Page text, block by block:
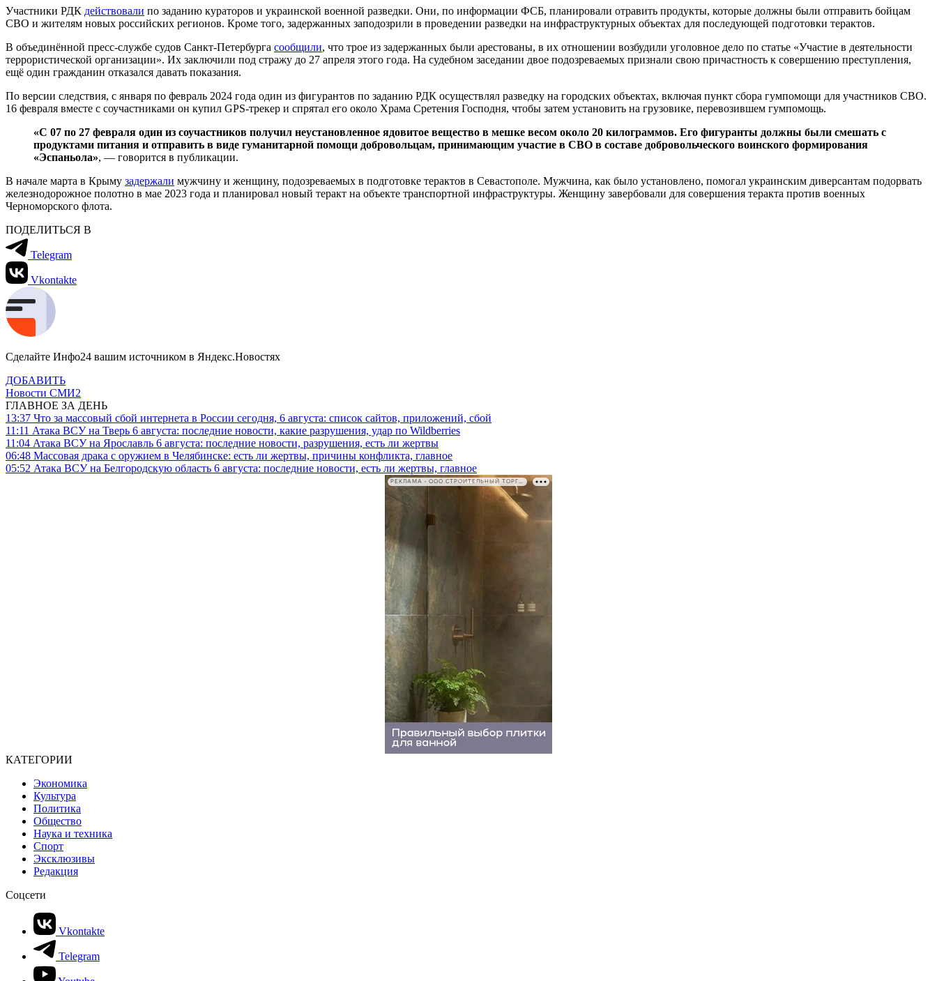
Участники РДК действовали по заданию кураторов и украинской военной разведки. Они, по информации ФСБ, планировали отравить продукты, которые должны были отправить бойцам
СВО и жителям новых российских регионов. Кроме того, задержанных заподозрили в проведении разведки на инфраструктурных объектах для последующей подготовки терактов.
В объединённой пресс-службе судов Санкт-Петербурга сообщили, что трое из задержанных были арестованы, в их отношении возбудили уголовное дело по статье «Участие в деятельности
террористической организации». Их заключили под стражу до 27 апреля этого года. На судебном заседании двое подозреваемых признали свою причастность к совершению преступления,
ещё один гражданин отказался давать показания.
По версии следствия, с января по февраль 2024 года один из фигурантов по заданию РДК осуществлял разведку на городских объектах, включая пункт сбора гумпомощи для участников СВО.
16 февраля вместе с соучастниками он купил GPS-трекер и спрятал его около Храма Сретения Господня, чтобы затем установить на грузовике, перевозившем гумпомощь.
«С 07 по 27 февраля один из соучастников получил неустановленное ядовитое вещество в мешке весом около 20 килограммов. Его фигуранты должны были смешать с
продуктами питания и отправить в виде гуманитарной помощи добровольцам, принимающим участие в СВО в составе добровольческого воинского формирования
«Эспаньола», — говорится в публикации.
В начале марта в Крыму задержали мужчину и женщину, подозреваемых в подготовке терактов в Севастополе. Мужчина, как было установлено, помогал украинским диверсантам подорвать
железнодорожное полотно в мае 2023 года и планировал новый теракт на объекте транспортной инфраструктуры. Женщину завербовали для совершения теракта против военных
Черноморского флота.
ПОДЕЛИТЬСЯ В
Telegram
Vkontakte
Сделайте Инфо24 вашим источником в Яндекс.Новостях
ДОБАВИТЬ
Новости СМИ2
ГЛАВНОЕ ЗА ДЕНЬ
13:37 Что за массовый сбой интернета в России сегодня, 6 августа: список сайтов, приложений, сбой
11:11 Атака ВСУ на Тверь 6 августа: последние новости, какие разрушения, удар по Wildberries
11:04 Атака ВСУ на Ярославль 6 августа: последние новости, разрушения, есть ли жертвы
06:48 Массовая драка с оружием в Челябинске: есть ли жертвы, причины конфликта, главное
05:52 Атака ВСУ на Белгородскую область 6 августа: последние новости, есть ли жертвы, главное
РЕКЛАМА • ООО СТРОИТЕЛЬНЫЙ ТОРГОВЫЙ ДОМ «ПЕТРОВИЧ». ИНН: 7802348846
КАТЕГОРИИ
Экономика
Культура
Политика
Общество
Наука и техника
Спорт
Эксклюзивы
Редакция
Соцсети
Vkontakte
Telegram